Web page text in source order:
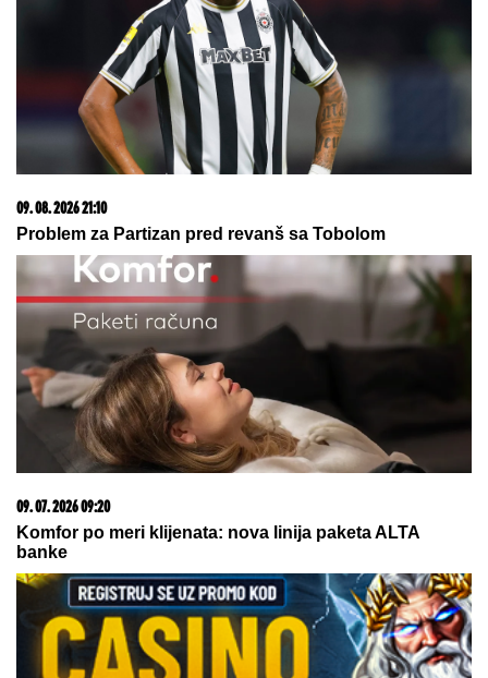
Evo u kojim banjama važi vaučer od 10.000 dinara -
kompletan spisak destinacija u Srbiji
03. 08. 2026 13:23
Hibrid broj 1 koji osvaja Evropu, sada po specijalnoj
akcijskoj ceni od 19.990€ do 31.8.
09. 08. 2026 06:26
Da li deca nasleđuju otpornost na stres? Evo šta kaže
nauka